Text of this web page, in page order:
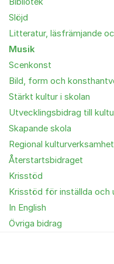
Slöjd
Litteratur, läsfrämjande
Musik
Scenkonst
Bild, form och
Stärkt kultur i skolan
Utvecklingsbidrag till
Skapande skola
Regional kulturverksamhet
Återstartsbidraget
Krisstöd
Krisstöd för inställda och
In English
Övriga bidrag